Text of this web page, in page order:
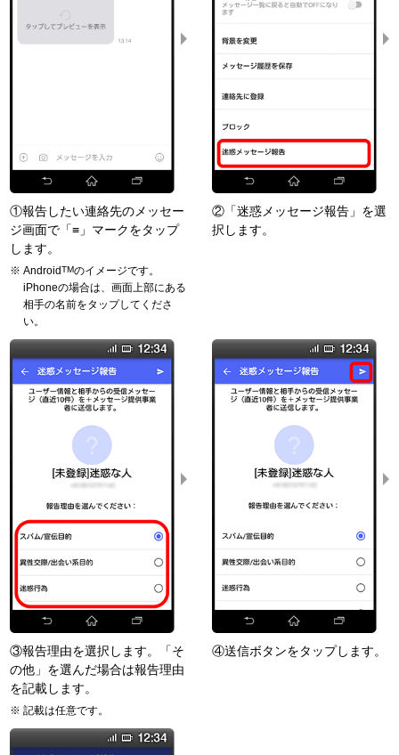
①報告したい連絡先のメッセー
ジ画面で「≡」マークをタップ
します。
AndroidTMのイメージです。
iPhoneの場合は、画面上部にある
相手の名前をタップしてくださ
い。
②「迷惑メッセージ報告」を選
択します。
③報告理由を選択します。「そ
の他」を選んだ場合は報告理由
を記載します。
記載は任意です。
④送信ボタンをタップします。